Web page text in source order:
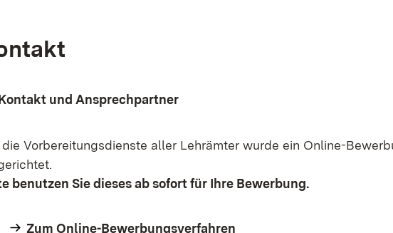
und Ansprechpartner
die Vorbereitungsdienste aller Lehrämter wurde ein Online-
benutzen Sie dieses ab sofort für Ihre Bewerbung.
Zum Online-Bewerbungsverfahren